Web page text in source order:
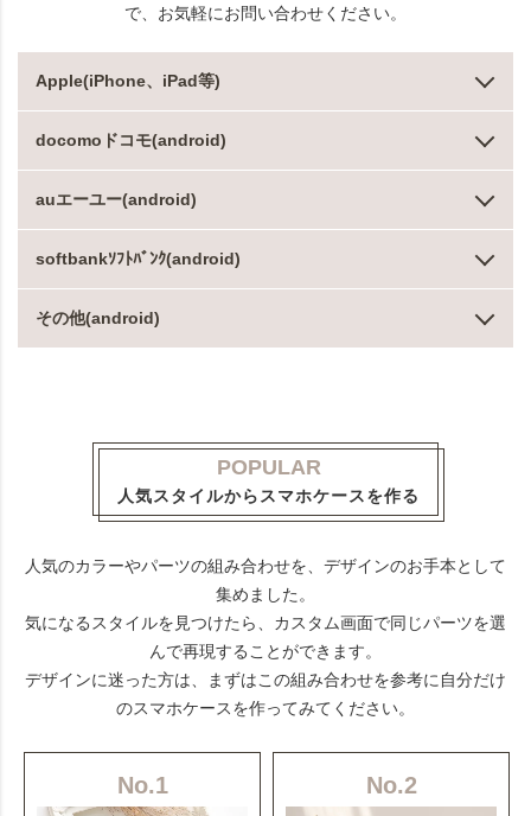
で、お気軽にお問い合わせください。
Apple(iPhone、iPad等)
docomoドコモ(android)
auエーユー(android)
softbankｿﾌﾄﾊﾞﾝｸ(android)
その他(android)
POPULAR
人気スタイルからスマホケースを作る
人気のカラーやパーツの組み合わせを、デザインのお手本として
集めました。
気になるスタイルを見つけたら、カスタム画面で同じパーツを選
んで再現することができます。
デザインに迷った方は、まずはこの組み合わせを参考に自分だけ
のスマホケースを作ってみてください。
No.1 No.2